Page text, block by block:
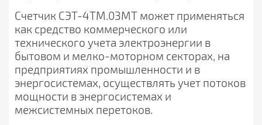
Счетчик СЭТ-4ТМ.03МТ может применяться
как средство коммерческого или
технического учета электроэнергии в
бытовом и мелко-моторном секторах, на
предприятиях промышленности и в
энергосистемах, осуществлять учет потоков
мощности в энергосистемах и
межсистемных перетоков.